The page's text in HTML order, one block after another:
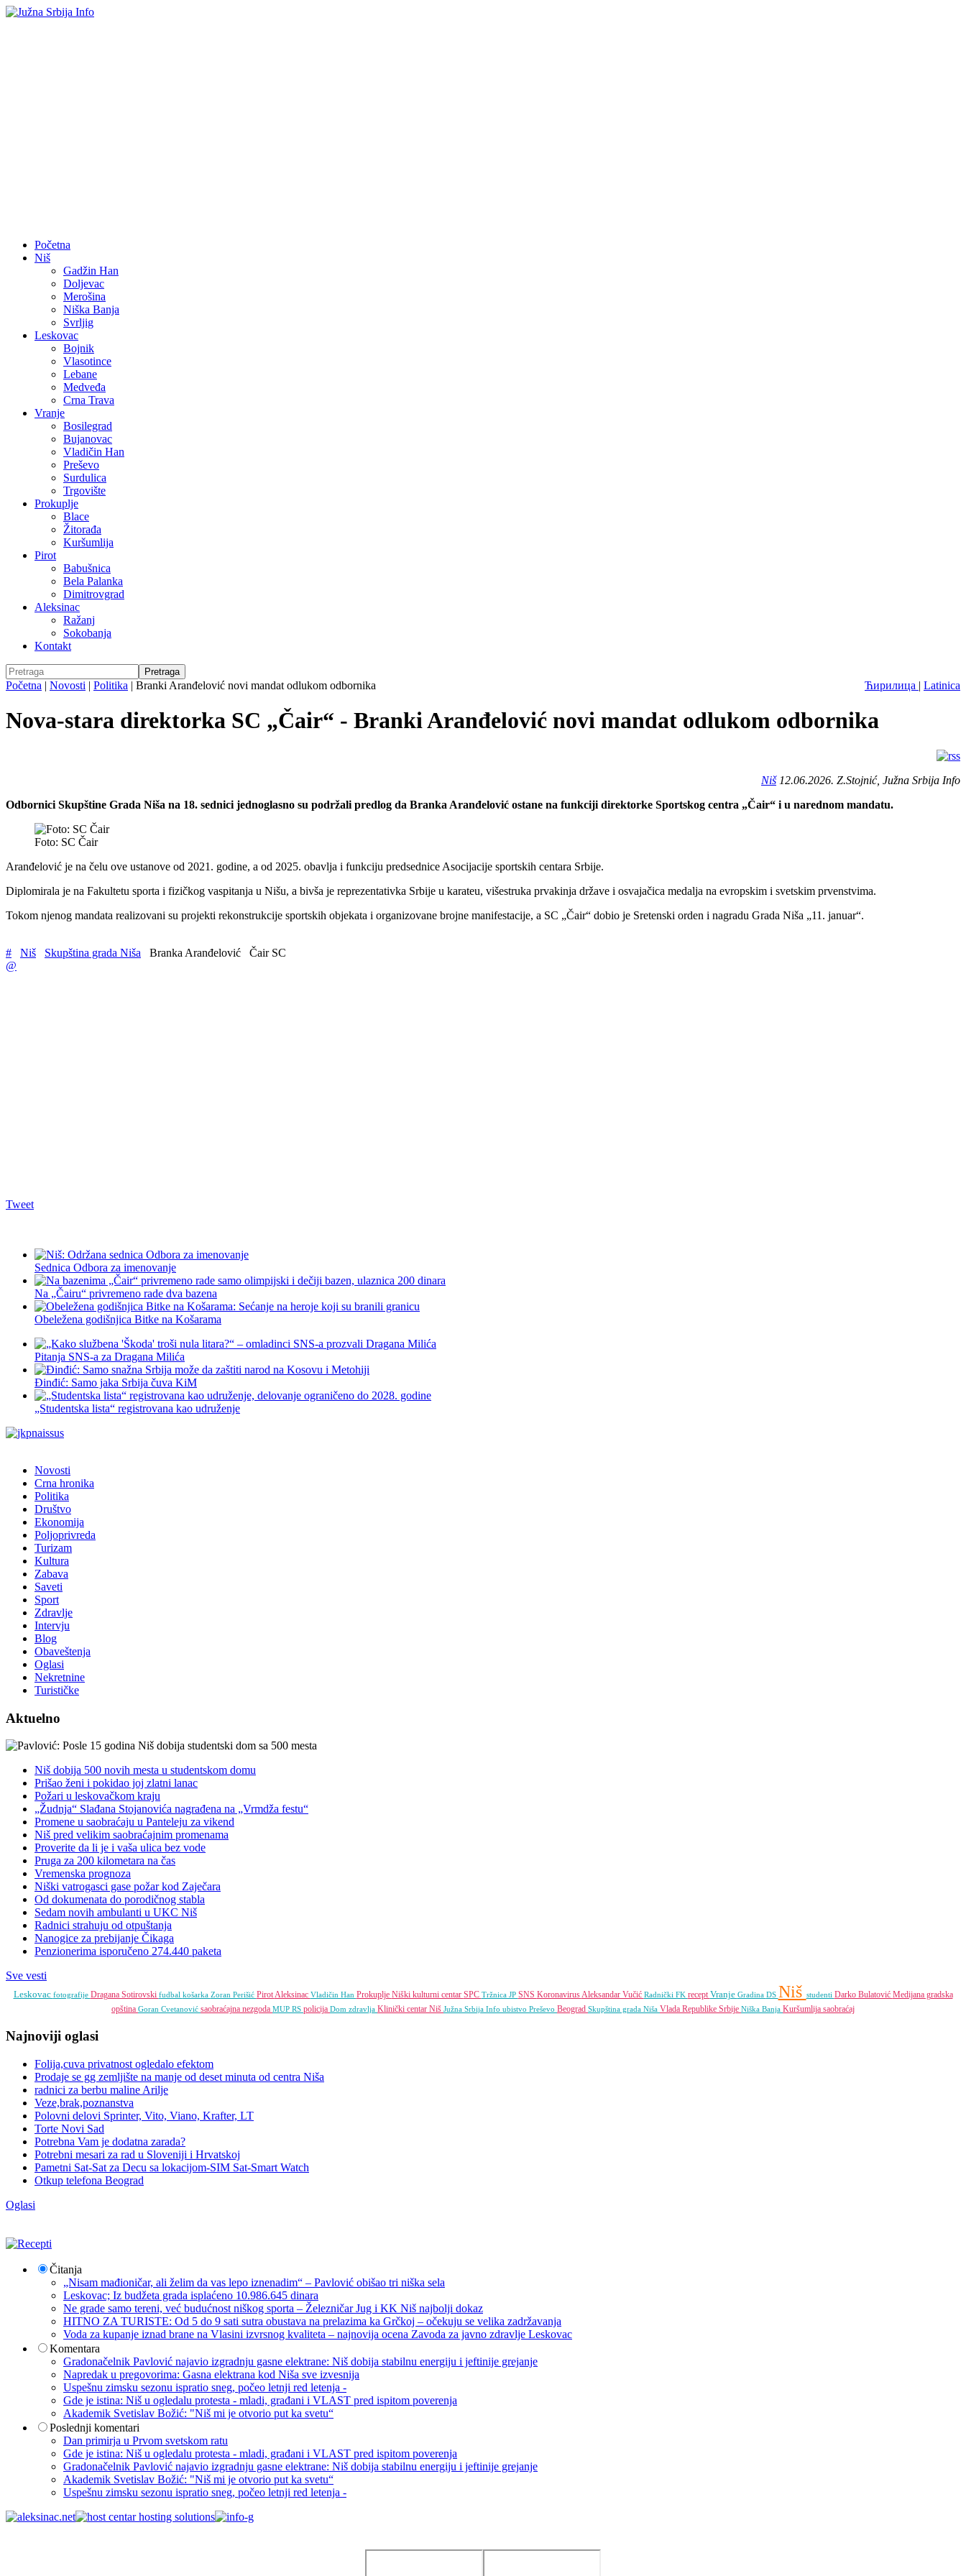
Početna
Niš
Gadžin Han
Doljevac
Merošina
Niška Banja
Svrljig
Leskovac
Bojnik
Vlasotince
Lebane
Medveđa
Crna Trava
Vranje
Bosilegrad
Bujanovac
Vladičin Han
Preševo
Surdulica
Trgovište
Prokuplje
Blace
Žitorađa
Kuršumlija
Pirot
Babušnica
Bela Palanka
Dimitrovgrad
Aleksinac
Ražanj
Sokobanja
Kontakt
Ћирилица | Latinica
Početna | Novosti | Politika | Branki Aranđelović novi mandat odlukom odbornika
Nova-stara direktorka SC „Čair“ - Branki Aranđelović novi mandat odlukom odbornika
Niš12.06.2026. Z.Stojnić, Južna Srbija Info
Odbornici Skupštine Grada Niša na 18. sednici jednoglasno su podržali predlog da Branka Aranđelović ostane na funkciji direktorke Sportskog centra „Čair“ i u narednom mandatu.
Foto: SC Čair
Aranđelović je na čelu ove ustanove od 2021. godine, a od 2025. obavlja i funkciju predsednice Asocijacije sportskih centara Srbije.
Diplomirala je na Fakultetu sporta i fizičkog vaspitanja u Nišu, a bivša je reprezentativka Srbije u karateu, višestruka prvakinja države i osvajačica medalja na evropskim i svetskim prvenstvima.
Tokom njenog mandata realizovani su projekti rekonstrukcije sportskih objekata i organizovane brojne manifestacije, a SC „Čair“ dobio je Sretenski orden i nagradu Grada Niša „11. januar“.
# Niš Skupština grada Niša Branka Aranđelović
Čair SC
@
Tweet
Sednica Odbora za imenovanje
Na „Čairu“ privremeno rade dva bazena
Obeležena godišnjica Bitke na Košarama
Pitanja SNS-a za Dragana Milića
Đinđić: Samo jaka Srbija čuva KiM
„Studentska lista“ registrovana kao udruženje
Novosti
Crna hronika
Politika
Društvo
Ekonomija
Poljoprivreda
Turizam
Kultura
Zabava
Saveti
Sport
Zdravlje
Intervju
Blog
Obaveštenja
Oglasi
Nekretnine
Turističke
Aktuelno
Niš dobija 500 novih mesta u studentskom domu
Prišao ženi i pokidao joj zlatni lanac
Požari u leskovačkom kraju
„Žudnja“ Slađana Stojanovića nagrađena na „Vrmdža festu“
Promene u saobraćaju u Panteleju za vikend
Niš pred velikim saobraćajnim promenama
Proverite da li je i vaša ulica bez vode
Pruga za 200 kilometara na čas
Vremenska prognoza
Niški vatrogasci gase požar kod Zaječara
Od dokumenata do porodičnog stabla
Sedam novih ambulanti u UKC Niš
Radnici strahuju od otpuštanja
Nanogice za prebijanje Čikaga
Penzionerima isporučeno 274.440 paketa
Sve vesti
Leskovac fotografije Dragana Sotirovski fudbal košarka Zoran Perišić PirotAleksinac Vladičin Han Prokuplje Niški kulturni centar SPC Tržnica JP SNS KoronavirusAleksandar Vučić Radnički FK receptVranje Gradina DS Niš studenti Darko Bulatović Medijana gradska
opština Goran Cvetanović saobraćajna nezgoda MUP RS policija Dom zdravlja Klinički centar Niš Južna Srbija Info ubistvo Preševo Beograd Skupština grada Niša Vlada Republike Srbije Niška Banja Kuršumlija saobraćaj
Najnoviji oglasi
Folija,cuva privatnost ogledalo efektom
Prodaje se gg zemljište na manje od deset minuta od centra Niša
radnici za berbu maline Arilje
Veze,brak,poznanstva
Polovni delovi Sprinter, Vito, Viano, Krafter, LT
Torte Novi Sad
Potrebna Vam je dodatna zarada?
Potrebni mesari za rad u Sloveniji i Hrvatskoj
Pametni Sat-Sat za Decu sa lokacijom-SIM Sat-Smart Watch
Otkup telefona Beograd
Oglasi
Čitanja
„Nisam mađioničar, ali želim da vas lepo iznenadim“ – Pavlović obišao tri niška sela
Leskovac; Iz budžeta grada isplaćeno 10.986.645 dinara
Ne grade samo tereni, već budućnost niškog sporta – Železničar Jug i KK Niš najbolji dokaz
HITNO ZA TURISTE: Od 5 do 9 sati sutra obustava na prelazima ka Grčkoj – očekuju se velika zadržavanja
Voda za kupanje iznad brane na Vlasini izvrsnog kvaliteta – najnovija ocena Zavoda za javno zdravlje Leskovac
Komentara
Gradonačelnik Pavlović najavio izgradnju gasne elektrane: Niš dobija stabilnu energiju i jeftinije grejanje
Napredak u pregovorima: Gasna elektrana kod Niša sve izvesnija
Uspešnu zimsku sezonu ispratio sneg, počeo letnji red letenja -
Gde je istina: Niš u ogledalu protesta - mladi, građani i VLAST pred ispitom poverenja
Akademik Svetislav Božić: "Niš mi je otvorio put ka svetu“
Poslednji komentari
Dan primirja u Prvom svetskom ratu
Gde je istina: Niš u ogledalu protesta - mladi, građani i VLAST pred ispitom poverenja
Gradonačelnik Pavlović najavio izgradnju gasne elektrane: Niš dobija stabilnu energiju i jeftinije grejanje
Akademik Svetislav Božić: "Niš mi je otvorio put ka svetu“
Uspešnu zimsku sezonu ispratio sneg, počeo letnji red letenja -